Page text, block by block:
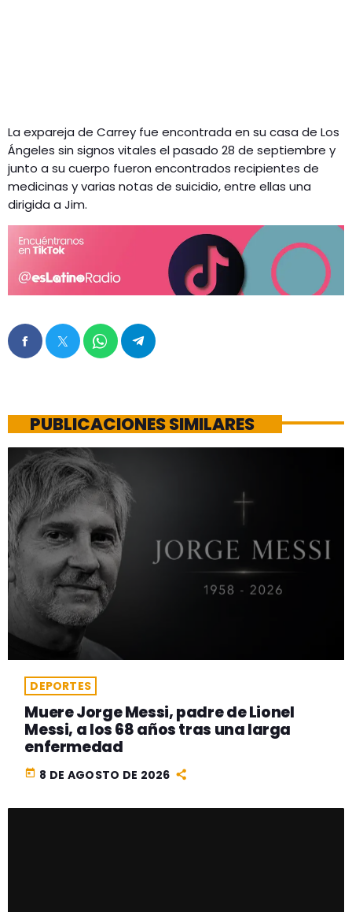
La expareja de Carrey fue encontrada en su casa de Los
Ángeles sin signos vitales el pasado 28 de septiembre y
junto a su cuerpo fueron encontrados recipientes de
medicinas y varias notas de suicidio, entre ellas una
dirigida a Jim.
PUBLICACIONES SIMILARES
DEPORTES
Muere Jorge Messi, padre de Lionel
Messi, a los 68 años tras una larga
enfermedad
today 8 DE AGOSTO DE 2026